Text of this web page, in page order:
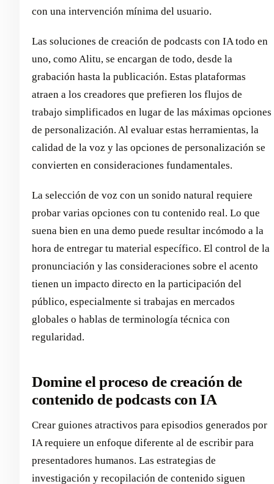
con una intervención mínima del usuario.
Las soluciones de creación de podcasts con IA todo en
uno, como Alitu, se encargan de todo, desde la
grabación hasta la publicación. Estas plataformas
atraen a los creadores que prefieren los flujos de
trabajo simplificados en lugar de las máximas opciones
de personalización. Al evaluar estas herramientas, la
calidad de la voz y las opciones de personalización se
convierten en consideraciones fundamentales.
La selección de voz con un sonido natural requiere
probar varias opciones con tu contenido real. Lo que
suena bien en una demo puede resultar incómodo a la
hora de entregar tu material específico. El control de la
pronunciación y las consideraciones sobre el acento
tienen un impacto directo en la participación del
público, especialmente si trabajas en mercados
globales o hablas de terminología técnica con
regularidad.
Domine el proceso de creación de
contenido de podcasts con IA
Crear guiones atractivos para episodios generados por
IA requiere un enfoque diferente al de escribir para
presentadores humanos. Las estrategias de
investigación y recopilación de contenido siguen